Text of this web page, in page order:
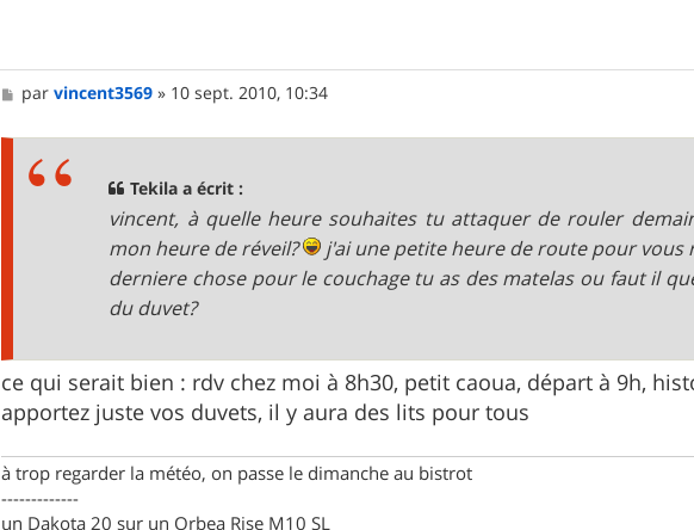
M
e
parvincent3569 » 10 sept. 2010, 10:34
Tekila a écrit :
vincent, à quelle heure souhaites tu attaquer de rouler
mon heure de réveil?
j'ai une petite heure de route pour vous
derniere chose pour le couchage tu as des matelas ou faut il
du duvet?
ce qui serait bien : rdv chez moi à 8h30, petit caoua, départ à 9h,
apportez juste vos duvets, il y aura des lits pour tous
à trop regarder la météo, on passe le dimanche au bistrot
-------------
un Dakota 20 sur un Orbea Rise M10 SL